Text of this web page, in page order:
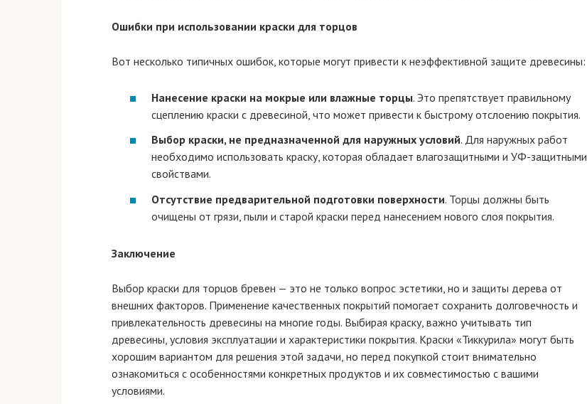
Ошибки при использовании краски для торцов
Вот несколько типичных ошибок, которые могут привести к неэффективной защите древесины:
Нанесение краски на мокрые или влажные торцы. Это препятствует правильному
сцеплению краски с древесиной, что может привести к быстрому отслоению покрытия.
Выбор краски, не предназначенной для наружных условий. Для наружных работ
необходимо использовать краску, которая обладает влагозащитными и УФ-защитными
свойствами.
Отсутствие предварительной подготовки поверхности. Торцы должны быть
очищены от грязи, пыли и старой краски перед нанесением нового слоя покрытия.
Заключение
Выбор краски для торцов бревен — это не только вопрос эстетики, но и защиты дерева от
внешних факторов. Применение качественных покрытий помогает сохранить долговечность и
привлекательность древесины на многие годы. Выбирая краску, важно учитывать тип
древесины, условия эксплуатации и характеристики покрытия. Краски «Тиккурила» могут быть
хорошим вариантом для решения этой задачи, но перед покупкой стоит внимательно
ознакомиться с особенностями конкретных продуктов и их совместимостью с вашими
условиями.